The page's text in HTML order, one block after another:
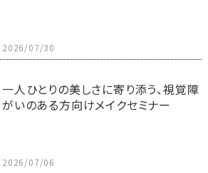
2026/07/30
一人ひとりの美しさに寄り添う、視覚障
がいのある方向けメイクセミナー
2026/07/06